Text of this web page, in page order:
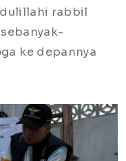
rabbil
ke depannya